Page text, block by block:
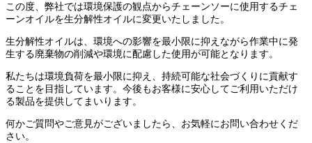
この度、弊社では環境保護の観点からチェーンソーに使用するチェ
ーンオイルを生分解性オイルに変更いたしました。
生分解性オイルは、環境への影響を最小限に抑えながら作業中に発
生する廃棄物の削減や環境に配慮した使用が可能となります。
私たちは環境負荷を最小限に抑え、持続可能な社会づくりに貢献す
ることを目指しています。今後もお客様に安心してご利用いただけ
る製品を提供してまいります。
何かご質問やご意見がございましたら、お気軽にお問い合わせくだ
さい。